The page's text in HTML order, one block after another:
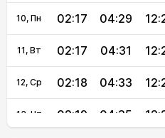
10, Пн 02:17 04:29
11, Вт 02:17 04:31
12, Ср 02:18 04:33
13, Чт 02:19 04:35